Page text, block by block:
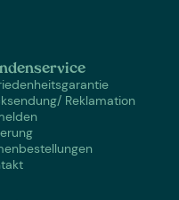
Reklamation